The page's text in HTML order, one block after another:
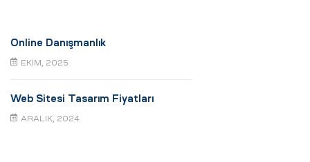
Online Danışmanlık
EKIM, 2025
Web Sitesi Tasarım Fiyatları
ARALIK, 2024